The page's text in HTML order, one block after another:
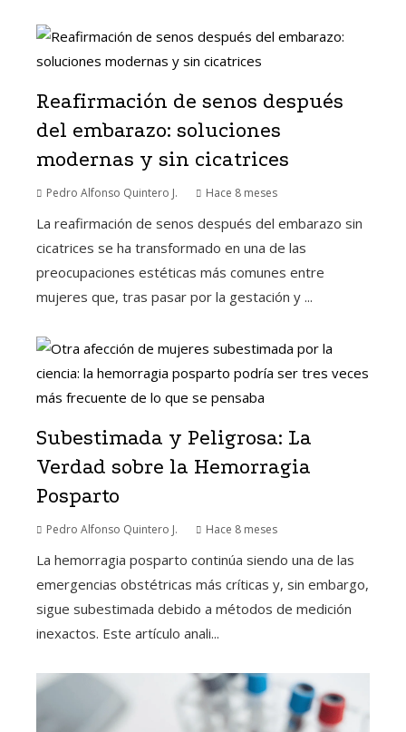
Reafirmación de senos después
del embarazo: soluciones
modernas y sin cicatrices
Pedro Alfonso Quintero J. Hace 8 meses
La reafirmación de senos después del embarazo sin
cicatrices se ha transformado en una de las
preocupaciones estéticas más comunes entre
mujeres que, tras pasar por la gestación y ...
Subestimada y Peligrosa: La
Verdad sobre la Hemorragia
Posparto
Pedro Alfonso Quintero J. Hace 8 meses
La hemorragia posparto continúa siendo una de las
emergencias obstétricas más críticas y, sin embargo,
sigue subestimada debido a métodos de medición
inexactos. Este artículo anali...